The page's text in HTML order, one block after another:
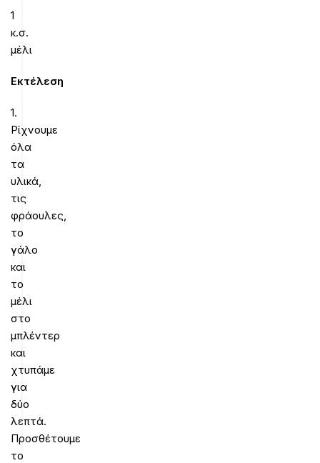
1
κ.σ.
μέλι
Εκτέλεση
1.
Ρίχνουμε
όλα
τα
υλικά,
τις
φράουλες,
το
γάλο
και
το
μέλι
στο
μπλέντερ
και
χτυπάμε
για
δύο
λεπτά.
Προσθέτουμε
το